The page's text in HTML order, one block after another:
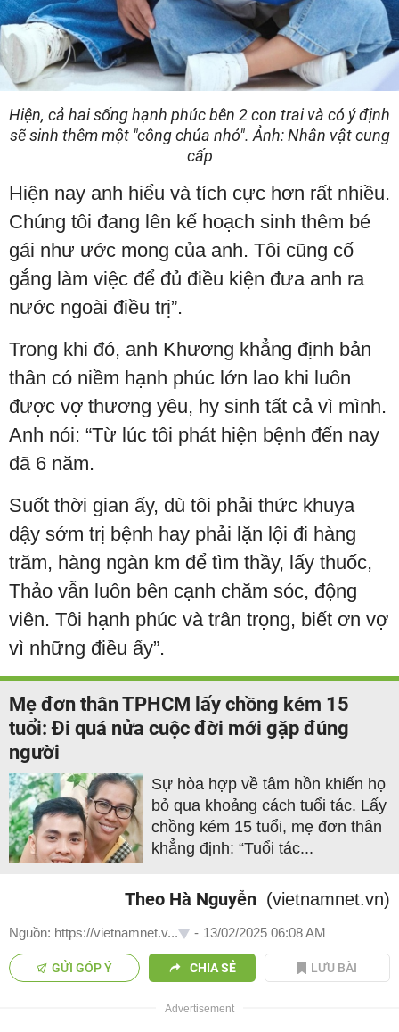
Hiện, cả hai sống hạnh phúc bên 2 con trai và có ý định
sẽ sinh thêm một "công chúa nhỏ". Ảnh: Nhân vật cung
cấp
Hiện nay anh hiểu và tích cực hơn rất nhiều.
Chúng tôi đang lên kế hoạch sinh thêm bé
gái như ước mong của anh. Tôi cũng cố
gắng làm việc để đủ điều kiện đưa anh ra
nước ngoài điều trị”.
Trong khi đó, anh Khương khẳng định bản
thân có niềm hạnh phúc lớn lao khi luôn
được vợ thương yêu, hy sinh tất cả vì mình.
Anh nói: “Từ lúc tôi phát hiện bệnh đến nay
đã 6 năm.
Suốt thời gian ấy, dù tôi phải thức khuya
dậy sớm trị bệnh hay phải lặn lội đi hàng
trăm, hàng ngàn km để tìm thầy, lấy thuốc,
Thảo vẫn luôn bên cạnh chăm sóc, động
viên. Tôi hạnh phúc và trân trọng, biết ơn vợ
vì những điều ấy”.
Mẹ đơn thân TPHCM lấy chồng kém 15
tuổi: Đi quá nửa cuộc đời mới gặp đúng
người
Sự hòa hợp về tâm hồn khiến họ
bỏ qua khoảng cách tuổi tác. Lấy
chồng kém 15 tuổi, mẹ đơn thân
khẳng định: “Tuổi tác...
Theo Hà Nguyễn (vietnamnet.vn)
Nguồn: https://vietnamnet.v... - 13/02/2025 06:08 AM
GỬI GÓP Ý CHIA SẺ LƯU BÀI